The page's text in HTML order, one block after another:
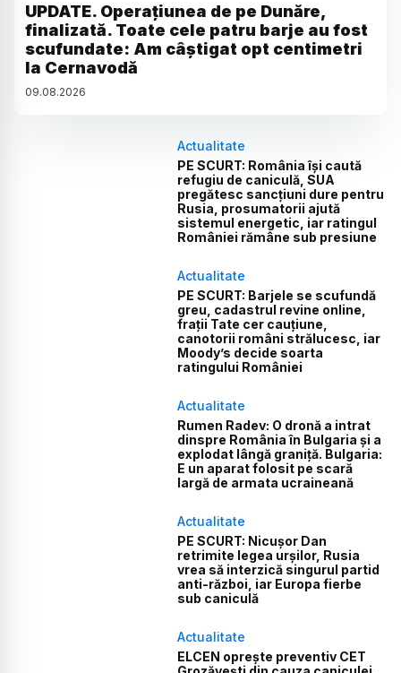
UPDATE. Operațiunea de pe Dunăre,
finalizată. Toate cele patru barje au fost
scufundate: Am câștigat opt centimetri
la Cernavodă
09.08.2026
Actualitate
PE SCURT: România își caută
refugiu de caniculă, SUA
pregătesc sancțiuni dure pentru
Rusia, prosumatorii ajută
sistemul energetic, iar ratingul
României rămâne sub presiune
Actualitate
PE SCURT: Barjele se scufundă
greu, cadastrul revine online,
frații Tate cer cauțiune,
canotorii români strălucesc, iar
Moody’s decide soarta
ratingului României
Actualitate
Rumen Radev: O dronă a intrat
dinspre România în Bulgaria și a
explodat lângă graniță. Bulgaria:
E un aparat folosit pe scară
largă de armata ucraineană
Actualitate
PE SCURT: Nicușor Dan
retrimite legea urșilor, Rusia
vrea să interzică singurul partid
anti-război, iar Europa fierbe
sub caniculă
Actualitate
ELCEN oprește preventiv CET